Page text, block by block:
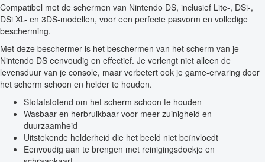
Compatibel met de schermen van Nintendo DS, inclusief Lite-, DSi-,
DSi XL- en 3DS-modellen, voor een perfecte pasvorm en volledige
bescherming.
Met deze beschermer is het beschermen van het scherm van je
Nintendo DS eenvoudig en effectief. Je verlengt niet alleen de
levensduur van je console, maar verbetert ook je game-ervaring door
het scherm schoon en helder te houden.
Stofafstotend om het scherm schoon te houden
Wasbaar en herbruikbaar voor meer zuinigheid en
duurzaamheid
Uitstekende helderheid die het beeld niet beïnvloedt
Eenvoudig aan te brengen met reinigingsdoekje en